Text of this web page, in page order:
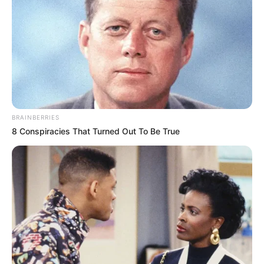
1 gyerek után 66.670 forint, 2 gyerek után 133.330
forint, 3 gyerek után 220.000 forintot kapnak a
családok Februárban! A családi adókedvezmény
egy adóalap-kedvezmény, amely valamennyi
gyermek után igényelhető.
– Egy gyermek után havonta 66.670 forint,
– kettő gyermek után havonta 133.330 forint,
– három gyermek után havonta 220.000 forint
vehető igénybe.
BRAINBERRIES
8 Conspiracies That Turned Out To Be True